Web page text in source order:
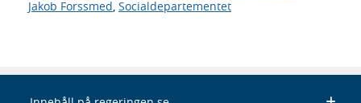
Jakob Forssmed Socialdepartementet